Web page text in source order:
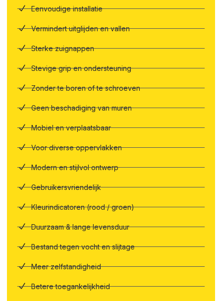
Eenvoudige installatie
Vermindert uitglijden en vallen
Sterke zuignappen
Stevige grip en ondersteuning
Zonder te boren of te schroeven
Geen beschadiging van muren
Mobiel en verplaatsbaar
Voor diverse oppervlakken
Modern en stijlvol ontwerp
Gebruikersvriendelijk
Kleurindicatoren (rood / groen)
Duurzaam & lange levensduur
Bestand tegen vocht en slijtage
Meer zelfstandigheid
Betere toegankelijkheid